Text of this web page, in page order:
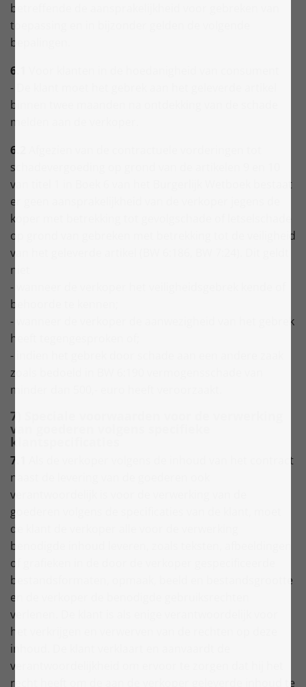
betreffende de aansprakelijkheid voor gebreken van
toepassing en in bijzonder gelden de volgende
bepalingen.
6.1
- De klant moet het gebrek aan het geleverde artikel
binnen twee maanden na ontdekking van de schade
melden aan de verkoper.
6.2
schadevergoeding op grond van de artikelen 9 en 10
van titel 1 in Boek 6 van het Burgerlijk Wetboek bestaat
er geen aansprakelijkheid van de verkoper jegens de
koper met betrekking tot gevolgschade of letselschade
op grond van gebreken met betrekking tot de veiligheid
van het geleverde artikel (BW 6:186, BW 7:24). Dit geldt
niet
- wanneer de verkoper het veiligheidsgebrek kende of
behoorde te kennen;
- wanneer de verkoper de aanwezigheid van het gebrek
heeft tegengesproken of;
- indien het gebrek door schade aan een andere zaak
zoals bedoeld in BW 6:190 vermogensschade van
minder dan 500,- euro heeft veroorzaakt.
7) Speciale voorwaarden voor de verwerking
van goederen volgens specifieke
klantspecificaties
7.1
Als de verkoper volgens de inhoud van het contract
naast de levering van de goederen ook
verantwoordelijk is voor de verwerking van de
goederen volgens de specificaties van de klant, moet
de klant de verkoper alle voor de verwerking
benodigde inhoud leveren, zoals teksten, afbeeldingen
of grafieken in de door de verkoper gespecificeerde
bestandsformaten, opmaak, beeld en bestandsgrootte
en de verkoper de benodigde gebruiksrechten
verlenen. De klant is als enige verantwoordelijk voor
het verkrijgen en verwerven van de rechten op deze
inhoud. De klant verklaart en aanvaardt de
verantwoordelijkheid om ervoor te zorgen dat hij het
recht heeft om de aan de verkoper geleverde inhoud te